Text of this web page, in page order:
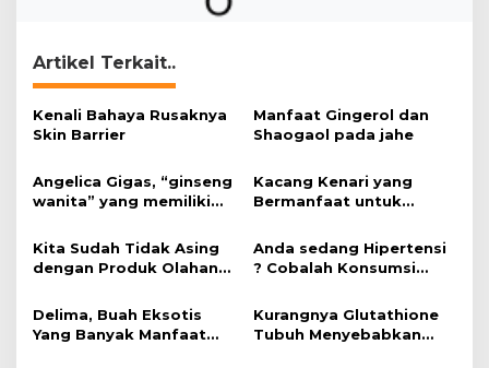
Artikel Terkait..
Kenali Bahaya Rusaknya
Skin Barrier
Manfaat Gingerol dan
Shaogaol pada jahe
Angelica Gigas, “ginseng
wanita” yang memiliki
Kacang Kenari yang
Bermanfaat untuk
untuk Bahan Kue)
Kita Sudah Tidak Asing
dengan Produk Olahan
Tahu Manfaatnya untuk
Kesehatan?
Anda sedang Hipertensi
? Cobalah Konsumsi
Delima, Buah Eksotis
Yang Banyak Manfaat
Kurangnya Glutathione
Tubuh Menyebabkan